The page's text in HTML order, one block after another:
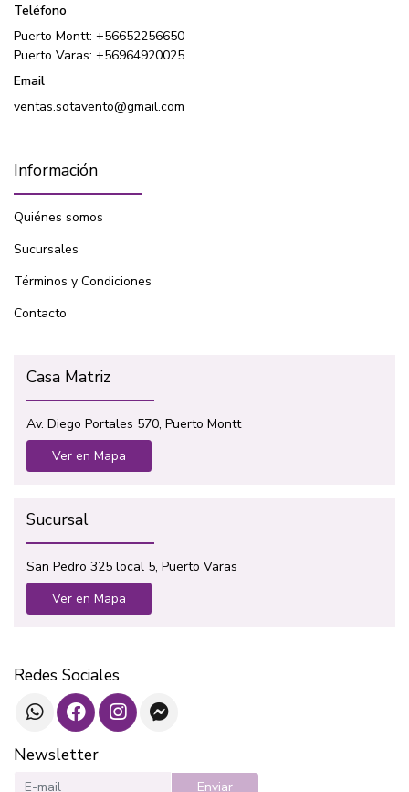
Teléfono
Puerto Montt: +56652256650
Puerto Varas: +56964920025
Email
ventas.sotavento@gmail.com
Información
Quiénes somos
Sucursales
Términos y Condiciones
Contacto
Casa Matriz
Av. Diego Portales 570, Puerto Montt
Ver en Mapa
Sucursal
San Pedro 325 local 5, Puerto Varas
Ver en Mapa
Redes Sociales
Newsletter
Enviar